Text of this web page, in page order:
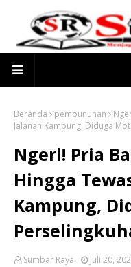
Beranda pembunuhan
Jalanan Kampung, Diduga
Ngeri! Pria
Hingga
Kampung,
Sumbar Raya Juli 20,